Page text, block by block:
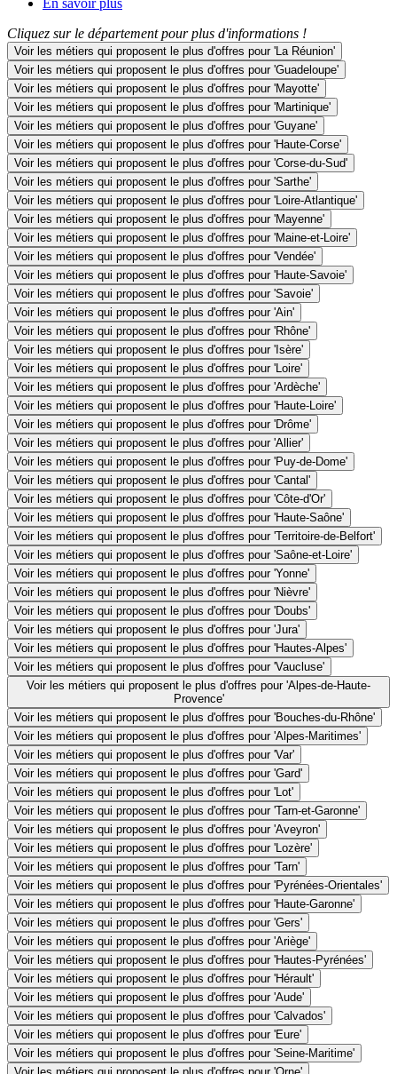
Cliquez sur le département pour plus d'informations !
Voir les métiers qui proposent le plus d'offres pour 'La Réunion'
Voir les métiers qui proposent le plus d'offres pour 'Guadeloupe'
Voir les métiers qui proposent le plus d'offres pour 'Mayotte'
Voir les métiers qui proposent le plus d'offres pour 'Martinique'
Voir les métiers qui proposent le plus d'offres pour 'Guyane'
Voir les métiers qui proposent le plus d'offres pour 'Haute-Corse'
Voir les métiers qui proposent le plus d'offres pour 'Corse-du-Sud'
Voir les métiers qui proposent le plus d'offres pour 'Sarthe'
Voir les métiers qui proposent le plus d'offres pour 'Loire-Atlantique'
Voir les métiers qui proposent le plus d'offres pour 'Mayenne'
Voir les métiers qui proposent le plus d'offres pour 'Maine-et-Loire'
Voir les métiers qui proposent le plus d'offres pour 'Vendée'
Voir les métiers qui proposent le plus d'offres pour 'Haute-Savoie'
Voir les métiers qui proposent le plus d'offres pour 'Savoie'
Voir les métiers qui proposent le plus d'offres pour 'Ain'
Voir les métiers qui proposent le plus d'offres pour 'Rhône'
Voir les métiers qui proposent le plus d'offres pour 'Isère'
Voir les métiers qui proposent le plus d'offres pour 'Loire'
Voir les métiers qui proposent le plus d'offres pour 'Ardèche'
Voir les métiers qui proposent le plus d'offres pour 'Haute-Loire'
Voir les métiers qui proposent le plus d'offres pour 'Drôme'
Voir les métiers qui proposent le plus d'offres pour 'Allier'
Voir les métiers qui proposent le plus d'offres pour 'Puy-de-Dome'
Voir les métiers qui proposent le plus d'offres pour 'Cantal'
Voir les métiers qui proposent le plus d'offres pour 'Côte-d'Or'
Voir les métiers qui proposent le plus d'offres pour 'Haute-Saône'
Voir les métiers qui proposent le plus d'offres pour 'Territoire-de-Belfort'
Voir les métiers qui proposent le plus d'offres pour 'Saône-et-Loire'
Voir les métiers qui proposent le plus d'offres pour 'Yonne'
Voir les métiers qui proposent le plus d'offres pour 'Nièvre'
Voir les métiers qui proposent le plus d'offres pour 'Doubs'
Voir les métiers qui proposent le plus d'offres pour 'Jura'
Voir les métiers qui proposent le plus d'offres pour 'Hautes-Alpes'
Voir les métiers qui proposent le plus d'offres pour 'Vaucluse'
Voir les métiers qui proposent le plus d'offres pour 'Alpes-de-Haute-
Provence'
Voir les métiers qui proposent le plus d'offres pour 'Bouches-du-Rhône'
Voir les métiers qui proposent le plus d'offres pour 'Alpes-Maritimes'
Voir les métiers qui proposent le plus d'offres pour 'Var'
Voir les métiers qui proposent le plus d'offres pour 'Gard'
Voir les métiers qui proposent le plus d'offres pour 'Lot'
Voir les métiers qui proposent le plus d'offres pour 'Tarn-et-Garonne'
Voir les métiers qui proposent le plus d'offres pour 'Aveyron'
Voir les métiers qui proposent le plus d'offres pour 'Lozère'
Voir les métiers qui proposent le plus d'offres pour 'Tarn'
Voir les métiers qui proposent le plus d'offres pour 'Pyrénées-Orientales'
Voir les métiers qui proposent le plus d'offres pour 'Haute-Garonne'
Voir les métiers qui proposent le plus d'offres pour 'Gers'
Voir les métiers qui proposent le plus d'offres pour 'Ariège'
Voir les métiers qui proposent le plus d'offres pour 'Hautes-Pyrénées'
Voir les métiers qui proposent le plus d'offres pour 'Hérault'
Voir les métiers qui proposent le plus d'offres pour 'Aude'
Voir les métiers qui proposent le plus d'offres pour 'Calvados'
Voir les métiers qui proposent le plus d'offres pour 'Eure'
Voir les métiers qui proposent le plus d'offres pour 'Seine-Maritime'